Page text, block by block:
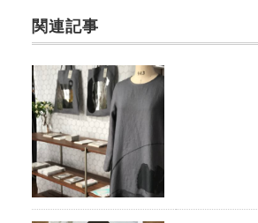
k
関連記事